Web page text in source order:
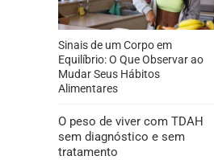
Sinais de um Corpo em
Equilíbrio: O Que Observar ao
Mudar Seus Hábitos
Alimentares
O peso de viver com TDAH
sem diagnóstico e sem
tratamento